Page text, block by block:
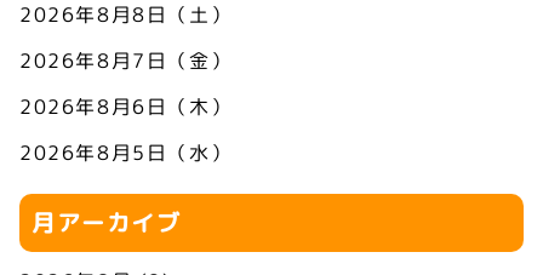
2026年8月8日（土）
2026年8月7日（金）
2026年8月6日（木）
2026年8月5日（水）
月アーカイブ